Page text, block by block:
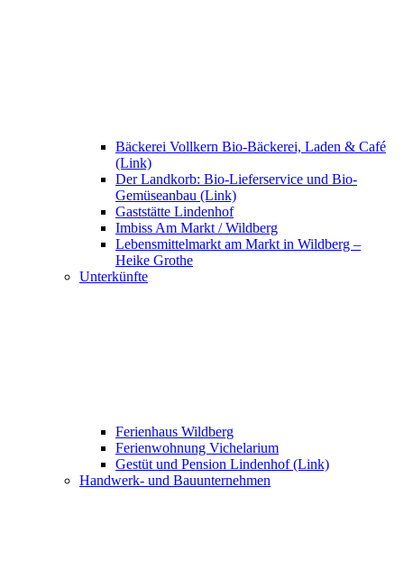
Bäckerei Vollkern Bio-Bäckerei, Laden & Café
(Link)
Der Landkorb: Bio-Lieferservice und Bio-
Gemüseanbau (Link)
Gaststätte Lindenhof
Imbiss Am Markt / Wildberg
Lebensmittelmarkt am Markt in Wildberg –
Heike Grothe
Unterkünfte
Ferienhaus Wildberg
Ferienwohnung Vichelarium
Gestüt und Pension Lindenhof (Link)
Handwerk- und Bauunternehmen